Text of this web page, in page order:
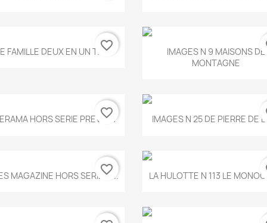
Aperçu rapide
FAMILLE DEUX EN UN T.675
favorite_border Aperçu rapide
IMAGES N 9 MAISONS DE
MONTAGNE
Aperçu rapide
HORS SERIE PREVERT
favorite_border Aperçu rapide
IMAGES N 25 DE PIERRE DE
Aperçu rapide
MAGAZINE HORS SERIE N...
favorite_border Aperçu rapide
LA HULOTTE N 113 LE